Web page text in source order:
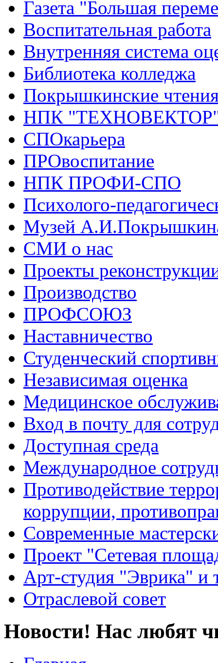
Газета "Большая
Воспитательная работа
Внутренняя система
Библиотека колледжа
Покрышкинские
НПК
СПОкарьера
ПРОвоспитание
НПК ПРОФИ-СПО
Психолого-
Музей
СМИ о нас
Проекты
Производство
ПРОФСОЮЗ
Наставничество
Студенческий
Независимая оценка
Медицинское
Вход в почту для
Доступная среда
Международное
Противодействие
коррупции,
Современные
Проект "Сетевая
Арт-студия "Эврика" и
Отраслевой совет
Новости! Нас любят